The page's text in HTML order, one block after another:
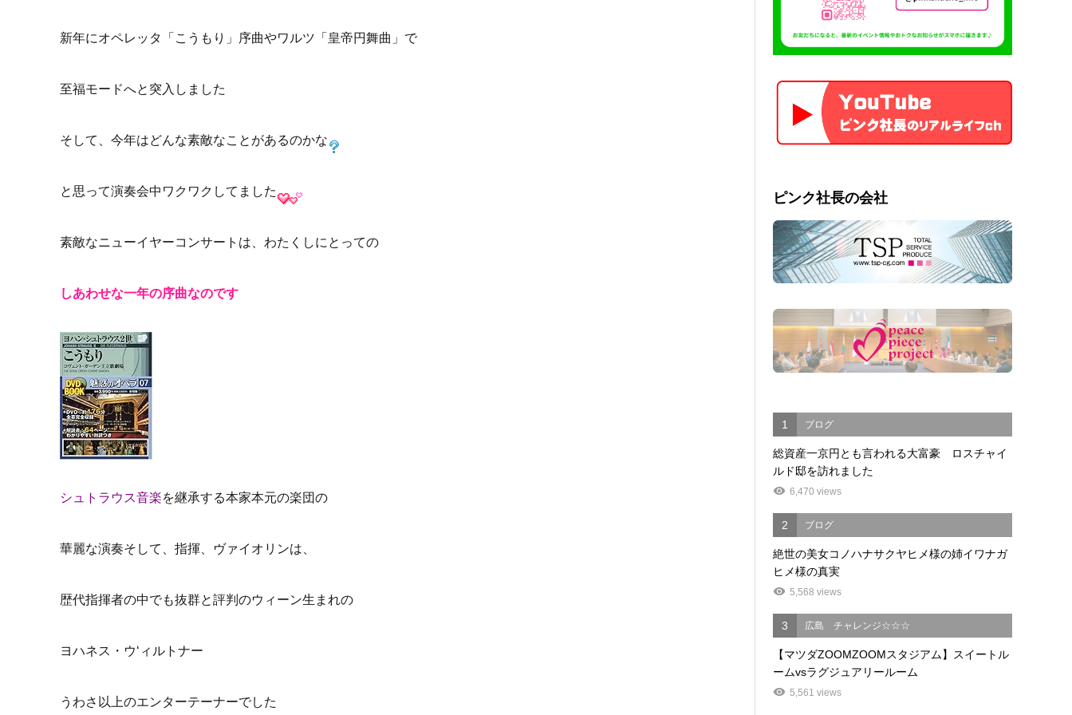
新年にオペレッタ「こうもり」序曲やワルツ「皇帝円舞曲」で
至福モードへと突入しました
そして、今年はどんな素敵なことがあるのかな
と思って演奏会中ワクワクしてました
素敵なニューイヤーコンサートは、わたくしにとっての
しあわせな一年の序曲なのです
シュトラウス音楽を継承する本家本元の楽団の
華麗な演奏そして、指揮、ヴァイオリンは、
歴代指揮者の中でも抜群と評判のウィーン生まれの
ヨハネス・ウ‘ィルトナー
うわさ以上のエンターテーナーでした
ピンク社長の会社
1 ブログ
総資産一京円とも言われる大富豪 ロスチャイ
ルド邸を訪れました
6,470 views
2 ブログ
絶世の美女コノハナサクヤヒメ様の姉イワナガ
ヒメ様の真実
5,568 views
3 広島 チャレンジ☆☆☆
【マツダZOOMZOOMスタジアム】スイートル
ームvsラグジュアリールーム
5,561 views